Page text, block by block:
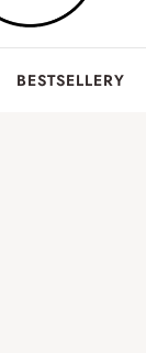
BESTSELLERY